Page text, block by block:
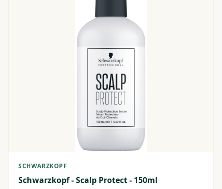
SCHWARZKOPF
Schwarzkopf - Scalp Protect - 150ml